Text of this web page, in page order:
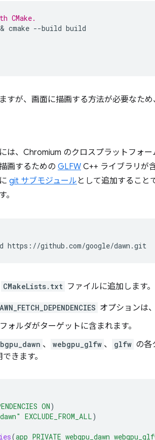
CMake.
cmake --build build
すが、画面に描画する方法が必要なため
は、Chromium のクロスプラットフォー
画するための GLFW C++ ライブラリが
git サブモジュール として追加すること
。
CMakeLists.txt ファイルに追加します。
オプションは
ォルダがターゲットに含まれます。
、 webgpu_glfw 、 glfw の各
きます。
ON)
EXCLUDE_FROM_ALL)
(app PRIVATE webgpu_dawn